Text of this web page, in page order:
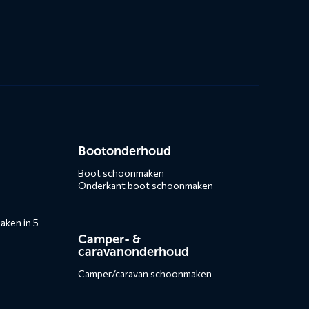
in 5
Bootonderhoud
Boot schoonmaken
Onderkant boot schoonmaken
Camper- &
caravanonderhoud
Camper/caravan schoonmaken